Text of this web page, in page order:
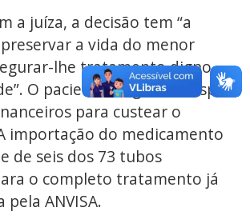
a juíza, a decisão tem “a
a vida do menor
lhe tratamento digno
O paciente alega não dispor
para custear o
importação do medicamento
de seis dos 73 tubos
o completo tratamento já
ANVISA.